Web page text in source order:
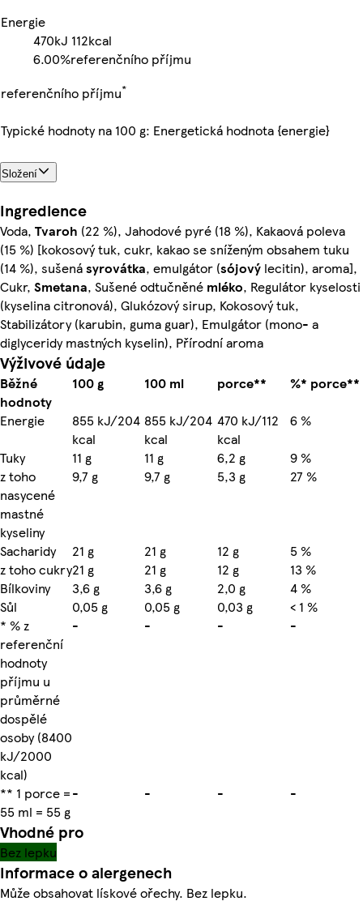
Energie
470kJ 112kcal
6.00%referenčního příjmu
referenčního příjmu*
Typické hodnoty na 100 g: Energetická hodnota {energie}
Složení
Ingredience
Voda, Tvaroh (22 %), Jahodové pyré (18 %), Kakaová poleva
(15 %) [kokosový tuk, cukr, kakao se sníženým obsahem tuku
(14 %), sušenásyrovátka, emulgátor (sójový lecitin), aroma],
Cukr, Smetana, Sušené odtučněné mléko, Regulátor kyselosti
(kyselina citronová), Glukózový sirup, Kokosový tuk,
Stabilizátory (karubin, guma guar), Emulgátor (mono- a
diglyceridy mastných kyselin), Přírodní aroma
Výživové údaje
Běžné
hodnoty
100 g 100 ml porce**
%* porce**
Energie
855 kJ/204
kcal
855 kJ/204
kcal
470 kJ/112
kcal
6 %
Tuky
11 g 11 g 6,2 g
9 %
z toho
nasycené
mastné
kyseliny
9,7 g 9,7 g 5,3 g 27 %
Sacharidy 21 g 21 g 12 g
5 %
z toho cukry21 g 21 g 12 g
13 %
Bílkoviny
3,6 g 3,6 g 2,0 g
4 %
Sůl
0,05 g 0,05 g 0,03 g
< 1 %
* % z
referenční
hodnoty
příjmu u
průměrné
dospělé
osoby (8400
kJ/2000
kcal)
- - - -
** 1 porce =
55 ml = 55 g
- - - -
Vhodné pro
Bez lepku
Informace o alergenech
Může obsahovat lískové ořechy. Bez lepku.